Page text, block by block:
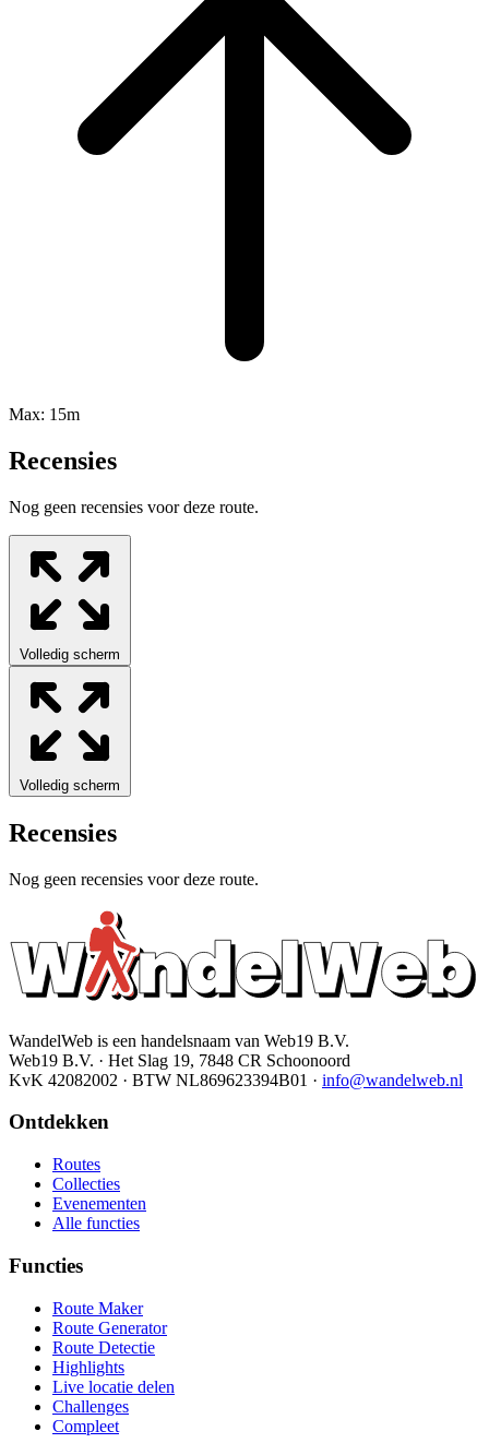
Max: 15m
Recensies
Nog geen recensies voor deze route.
Volledig scherm
Volledig scherm
Recensies
Nog geen recensies voor deze route.
WandelWeb is een handelsnaam van Web19 B.V.
Web19 B.V. · Het Slag 19, 7848 CR Schoonoord
KvK 42082002 · BTW NL869623394B01 · info@wandelweb.nl
Ontdekken
Routes
Collecties
Evenementen
Alle functies
Functies
Route Maker
Route Generator
Route Detectie
Highlights
Live locatie delen
Challenges
Compleet